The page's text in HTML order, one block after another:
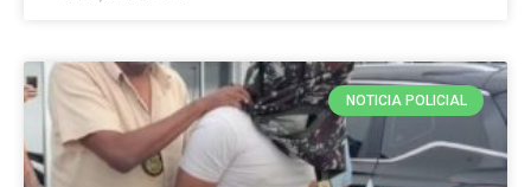
NOTICIA POLICIAL